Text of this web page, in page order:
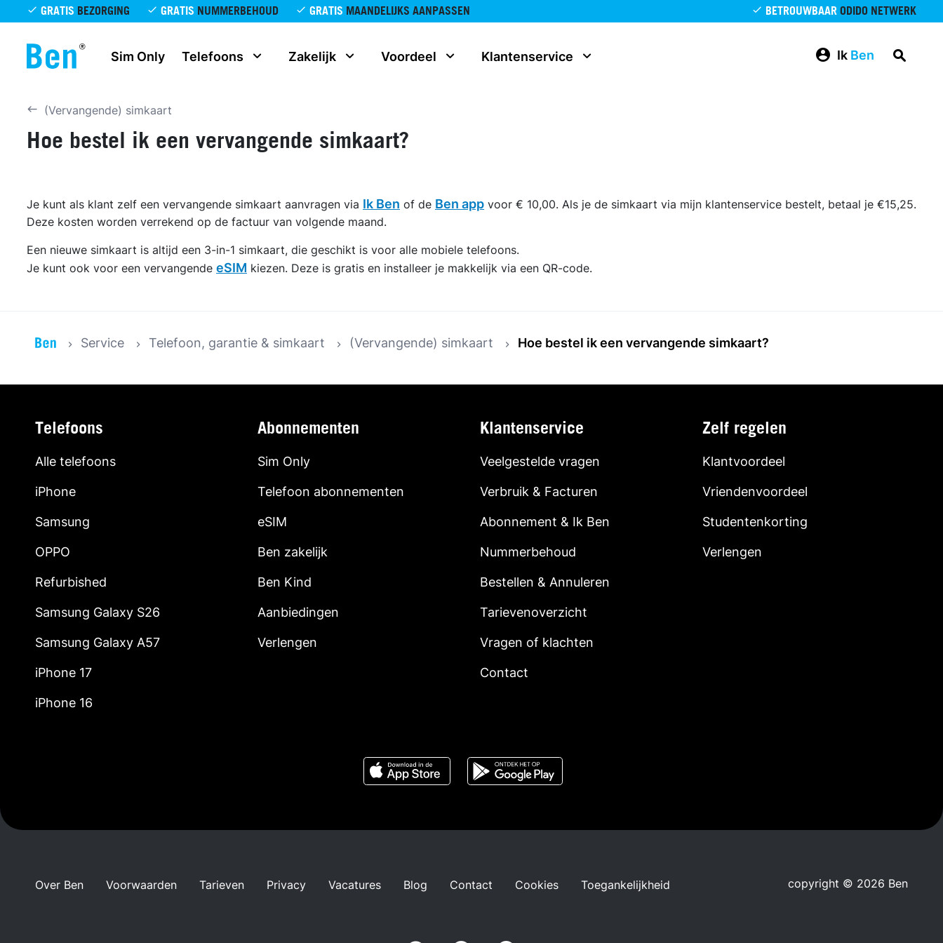
Overslaan en naar de inhoud gaan
GRATIS BEZORGING GRATIS NUMMERBEHOUD GRATIS MAANDELIJKS AANPASSEN BETROUWBAAR ODIDO NETWERK
Sim Only Telefoons Zakelijk Voordeel Klantenservice Ik Ben
(Vervangende) simkaart
Hoe bestel ik een vervangende simkaart?
Je kunt als klant zelf een vervangende simkaart aanvragen via Ik Ben of de Ben app voor € 10,00. Als je de simkaart via mijn klantenservice bestelt, betaal je €15,25.
Deze kosten worden verrekend op de factuur van volgende maand.
Een nieuwe simkaart is altijd een 3-in-1 simkaart, die geschikt is voor alle mobiele telefoons.
Je kunt ook voor een vervangende eSIM kiezen. Deze is gratis en installeer je makkelijk via een QR-code.
Service Telefoon, garantie & simkaart (Vervangende) simkaart Hoe bestel ik een vervangende simkaart?
Telefoons
Alle telefoons
iPhone
Samsung
OPPO
Refurbished
Samsung Galaxy S26
Samsung Galaxy A57
iPhone 17
iPhone 16
Abonnementen
Sim Only
Telefoon abonnementen
eSIM
Ben zakelijk
Ben Kind
Aanbiedingen
Verlengen
Klantenservice
Veelgestelde vragen
Verbruik & Facturen
Abonnement & Ik Ben
Nummerbehoud
Bestellen & Annuleren
Tarievenoverzicht
Vragen of klachten
Contact
Zelf regelen
Klantvoordeel
Vriendenvoordeel
Studentenkorting
Verlengen
Over Ben Voorwaarden Tarieven Privacy Vacatures Blog Contact Cookies Toegankelijkheid copyright © 2026 Ben